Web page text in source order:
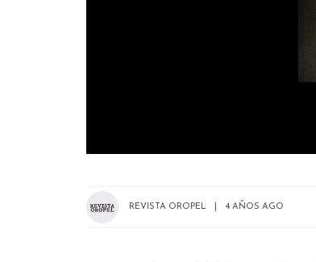
REVISTA OROPEL 4 AÑOS AGO